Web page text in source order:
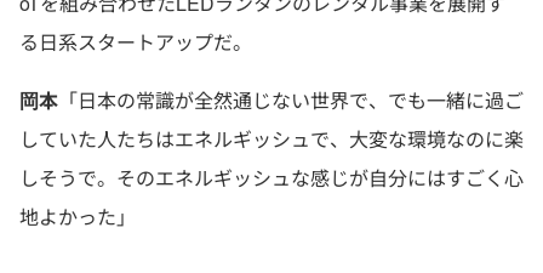
る日系スタートアップだ。
岡本 「日本の常識が全然通じない世界で、でも一緒に過ご
していた人たちはエネルギッシュで、大変な環境なのに楽
しそうで。そのエネルギッシュな感じが自分にはすごく心
地よかった」